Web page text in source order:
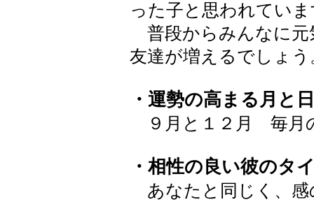
った子と思われてい
普段からみんなに元
友達が増えるでしょう
・運勢の高まる月と
９月と１２月 毎月
・相性の良い彼のタ
あなたと同じく、感